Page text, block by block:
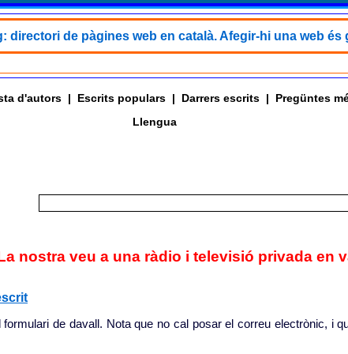
directori de pàgines web en català. Afegir-hi una web és
d'autors | Escrits populars | Darrers escrits |
Pregüntes
Llengua
nostra veu a una ràdio i televisió privada en
de davall. Nota que no cal posar el correu electrònic, i